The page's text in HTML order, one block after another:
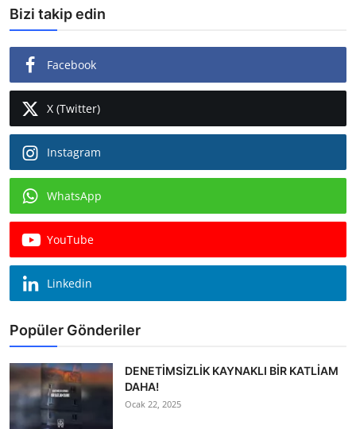
Bizi takip edin
Facebook
X (Twitter)
Instagram
WhatsApp
YouTube
Linkedin
Popüler Gönderiler
DENETİMSİZLİK KAYNAKLI BİR KATLİAM
DAHA!
Ocak 22, 2025